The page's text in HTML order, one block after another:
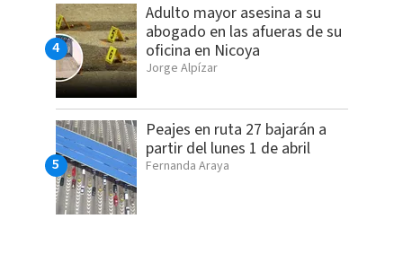
Adulto mayor asesina a su
abogado en las afueras de su
oficina en Nicoya
Jorge Alpízar
Peajes en ruta 27 bajarán a
partir del lunes 1 de abril
Fernanda Araya